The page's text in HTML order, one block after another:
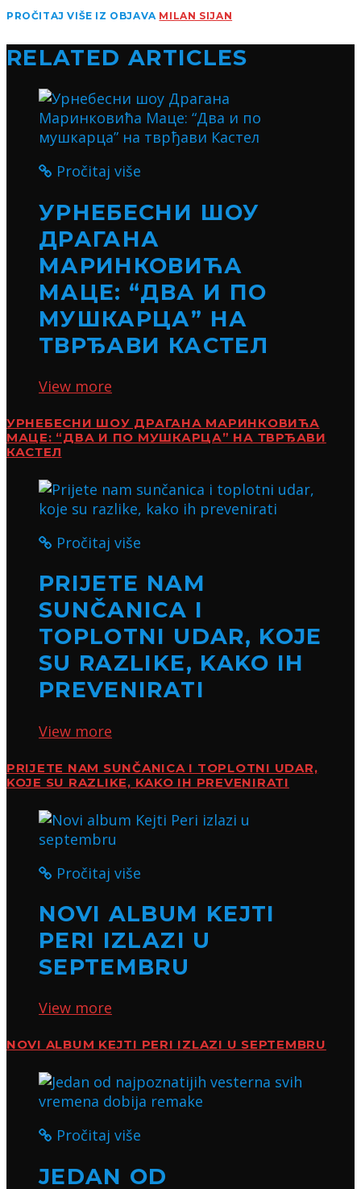
PROČITAJ VIŠE IZ OBJAVA MILAN SIJAN
RELATED ARTICLES
Pročitaj više
УРНЕБЕСНИ ШОУ
ДРАГАНА
МАРИНКОВИЋА
МАЦЕ: “ДВА И ПО
МУШКАРЦА” НА
ТВРЂАВИ КАСТЕЛ
View more
УРНЕБЕСНИ ШОУ ДРАГАНА МАРИНКОВИЋА
МАЦЕ: “ДВА И ПО МУШКАРЦА” НА ТВРЂАВИ
КАСТЕЛ
Pročitaj više
PRIJETE NAM
SUNČANICA I
TOPLOTNI UDAR, KOJE
SU RAZLIKE, KAKO IH
PREVENIRATI
View more
PRIJETE NAM SUNČANICA I TOPLOTNI UDAR,
KOJE SU RAZLIKE, KAKO IH PREVENIRATI
Pročitaj više
NOVI ALBUM KEJTI
PERI IZLAZI U
SEPTEMBRU
View more
NOVI ALBUM KEJTI PERI IZLAZI U SEPTEMBRU
Pročitaj više
JEDAN OD